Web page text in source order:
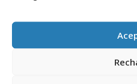
Pero el éxito para las
con la combinación
conceptualización de
para que sea efectiva,